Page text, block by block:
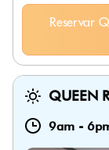
Reservar
QUEEN
9am -